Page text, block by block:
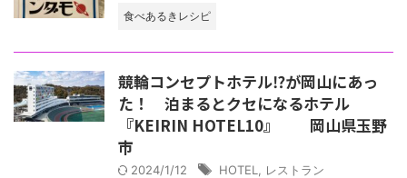
食べあるきレシピ
競輪コンセプトホテル⁉が岡山にあっ
た！ 泊まるとクセになるホテル
『KEIRIN HOTEL10』 岡山県玉野
市
2024/1/12 HOTEL レストラン